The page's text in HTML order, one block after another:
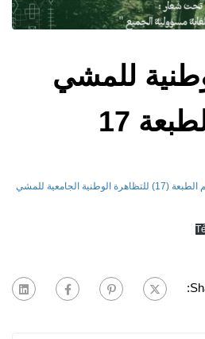
للمشي
17
Envoi_97-DVE_15-4-2025_تنظيم الطبعة (17) للتظاهرة الوطنية الجامعية للمشي